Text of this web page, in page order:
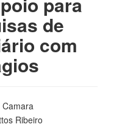
de
com
Camara
Ribeiro